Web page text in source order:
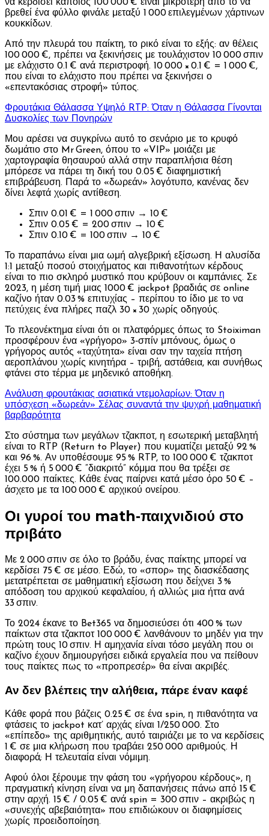
να κερδίσει κάποιος 100 000 € είναι μικρότερη από το να
βρεθεί ένα φύλλο φινάλε μεταξύ 1 000 επιλεγμένων χάρτινων
κουκκίδων.
Από την πλευρά του παίκτη, το ρικό είναι το εξής: αν θέλεις
100 000 €, πρέπει να ξεκινήσεις με τουλάχιστον 10 000 σπιν
με ελάχιστο 0.1 € ανά περιστροφή. 10 000 × 0.1 € = 1 000 €,
που είναι το ελάχιστο που πρέπει να ξεκινήσει ο
«επεντακόσιας στροφή» τύπος.
Φρουτάκια Θάλασσα Υψηλό RTP: Όταν η Θάλασσα Γίνονται
Δυσκολίες των Πονηρών
Μου αρέσει να συγκρίνω αυτό το σενάριο με το κρυφό
δωμάτιο στο Mr Green, όπου το «VIP» μοιάζει με
χαρτογραφία θησαυρού αλλά στην παραπλήσια θέση
μπόρεσε να πάρει τη δική του 0.05 € διαφημιστική
επιβράβευση. Παρά το «δωρεάν» λογότυπο, κανένας δεν
δίνει λεφτά χωρίς αντίθεση.
Σπιν 0.01 € = 1 000 σπιν → 10 €
Σπιν 0.05 € = 200 σπιν → 10 €
Σπιν 0.10 € = 100 σπιν → 10 €
Το παραπάνω είναι μια ωμή αλγεβρική εξίσωση. Η αλυσίδα
1:1 μεταξύ ποσού στοιχήματος και πιθανοτήτων κέρδους
είναι το πιο σκληρό μυστικό που κρύβουν οι καμπάνιες. Σε
2023, η μέση τιμή μιας 1000 € jackpot βραδιάς σε online
καζίνο ήταν 0.03 % επιτυχίας – περίπου το ίδιο με το να
πετύχεις ένα πλήρες παζλ 30 × 30 χωρίς οδηγούς.
Το πλεονέκτημα είναι ότι οι πλατφόρμες όπως το Stoiximan
προσφέρουν ένα «γρήγορο» 3‑σπίν μπόνους, όμως ο
γρήγορος αυτός «ταχύτητα» είναι σαν την ταχεία πτήση
αεροπλάνου χωρίς κινητήρα – τριβή, αστάθεια, και συνήθως
φτάνει στο τέρμα με μηδενικό αποθήκη.
Ανάλυση φρουτάκιας ασιατικά ντεμολαρίων: Όταν η
υπόσχεση «δωρεάν» Σέλας συναντά την ψυχρή μαθηματική
βαρβαρότητα
Στο σύστημα των μεγάλων τζακποτ, η εσωτερική μεταβλητή
είναι το RTP (Return to Player) που κυματίζει μεταξύ 92 %
και 96 %. Αν υποθέσουμε 95 % RTP, το 100 000 € τζακποτ
έχει 5 % ή 5 000 € “διακριτό” κόμμα που θα τρέξει σε
100.000 παίκτες. Κάθε ένας παίρνει κατά μέσο όρο 50 € –
άσχετο με τα 100 000 € αρχικού ονείρου.
Οι γυροί του math‑παιχνιδιού στο
πριβάτο
Με 2 000 σπιν σε όλο το βράδυ, ένας παίκτης μπορεί να
κερδίσει 75 € σε μέσο. Εδώ, το «σπορ» της διασκέδασης
μετατρέπεται σε μαθηματική εξίσωση που δείχνει 3 %
απόδοση του αρχικού κεφαλαίου, ή αλλιώς μια ήττα ανά
33 σπιν.
Το 2024 έκανε το Bet365 να δημοσιεύσει ότι 400 % των
παίκτων στα τζακποτ 100 000 € λανθάνουν το μηδέν για την
πρώτη τους 10 σπιν. Η αμηχανία είναι τόσο μεγάλη που οι
καζίνο έχουν δημιουργήσει ειδικά εργαλεία που να πείθουν
τους παίκτες πως το «προπρεσέρ» θα είναι ακριβές.
Αν δεν βλέπεις την αλήθεια, πάρε έναν καφέ
Κάθε φορά που βάζεις 0.25 € σε ένα spin, η πιθανότητα να
φτάσεις το jackpot κατ’ αρχάς είναι 1/250 000. Στο
«επίπεδο» της αριθμητικής, αυτό ταιριάζει με το να κερδίσεις
1 € σε μια κλήρωση που τραβάει 250 000 αριθμούς. Η
διαφορά; Η τελευταία είναι νόμιμη.
Αφού όλοι ξέρουμε την φάση του «γρήγορου κέρδους», η
πραγματική κίνηση είναι να μη δαπανήσεις πάνω από 15 €
στην αρχή. 15 € / 0.05 € ανά spin = 300 σπιν – ακριβώς η
«συνεχής αβεβαιότητα» που επιδιώκουν οι διαφημίσεις
χωρίς προειδοποίηση.